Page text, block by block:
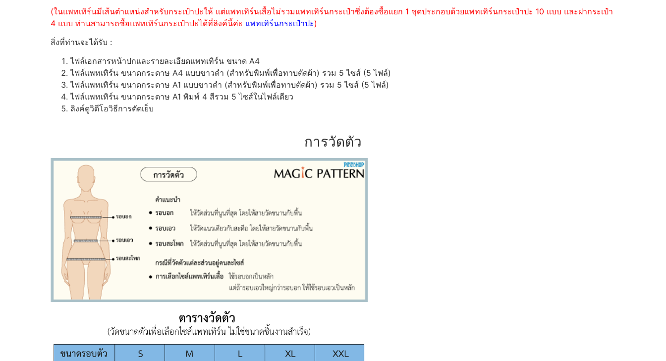
(ในแพทเทิร์นมีเส้นตำแหน่งสำหรับกระเป๋าปะให้ แต่แพทเทิร์นเสื้อไม่รวมแพทเทิร์นกระเป๋าซึ่งต้องซื้อแยก 1 ชุดประกอบด้วยแพทเทิร์นกระเป๋าปะ 10 แบบ และฝากระเป๋า
4 แบบ ท่านสามารถซื้อแพทเทิร์นกระเป๋าปะได้ที่ลิงค์นี้ค่ะ แพทเทิร์นกระเป๋าปะ)
สิ่งที่ท่านจะได้รับ :
ไฟล์เอกสารหน้าปกและรายละเอียดแพทเทิร์น ขนาด A4
ไฟล์แพทเทิร์น ขนาดกระดาษ A4 แบบขาวดำ (สำหรับพิมพ์เพื่อทาบตัดผ้า) รวม 5 ไซส์ (5 ไฟล์)
ไฟล์แพทเทิร์น ขนาดกระดาษ A1 แบบขาวดำ (สำหรับพิมพ์เพื่อทาบตัดผ้า) รวม 5 ไซส์ (5 ไฟล์)
ไฟล์แพทเทิร์น ขนาดกระดาษ A1 พิมพ์ 4 สีรวม 5 ไซส์ในไฟล์เดียว
ลิงค์ดูวิดีโอวิธีการตัดเย็บ
การวัดตัว